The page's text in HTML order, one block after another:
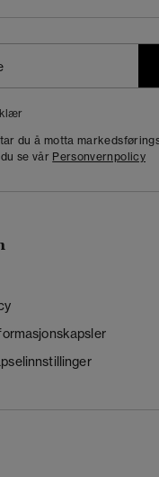
du å motta
se vår Personvernpolicy